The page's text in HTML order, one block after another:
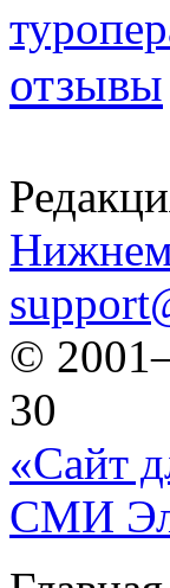
отзывы
©
30
«Сайт
СМИ Эл